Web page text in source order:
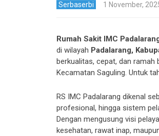
Serbaserbi 1 November,
Rumah Sakit IMC
di wilayah Padalarang,
berkualitas, cepat, dan ramah
Kecamatan Saguling. Untuk
RS IMC Padalarang dikenal
profesional, hingga sistem
Dengan mengusung visi
kesehatan, rawat inap,